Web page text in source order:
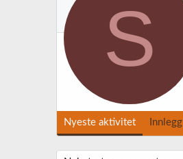
S
Nyeste aktivitet Innlegg